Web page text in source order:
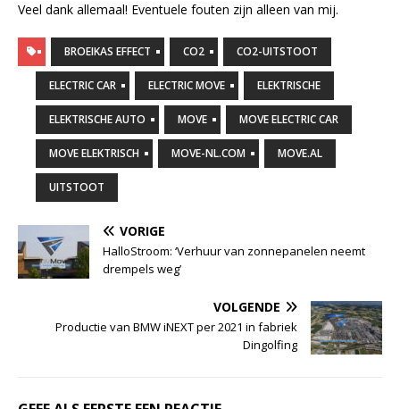
Veel dank allemaal! Eventuele fouten zijn alleen van mij.
BROEIKAS EFFECT CO2 CO2-UITSTOOT
ELECTRIC CAR ELECTRIC MOVE ELEKTRISCHE
ELEKTRISCHE AUTO MOVE MOVE ELECTRIC CAR
MOVE ELEKTRISCH MOVE-NL.COM MOVE.AL
UITSTOOT
VORIGE
HalloStroom: ‘Verhuur van zonnepanelen neemt
drempels weg’
VOLGENDE
Productie van BMW iNEXT per 2021 in fabriek
Dingolfing